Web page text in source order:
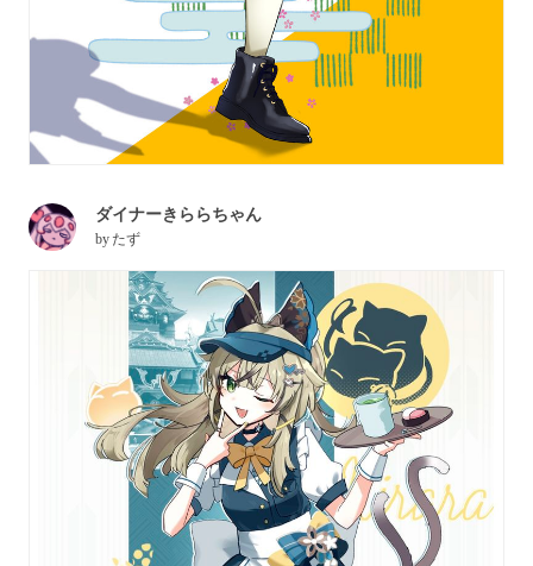
ダイナーきららちゃん
byたず